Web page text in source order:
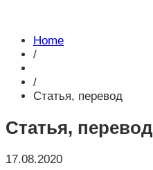
Home
/
/
Статья, перевод
Статья, перевод
17.08.2020